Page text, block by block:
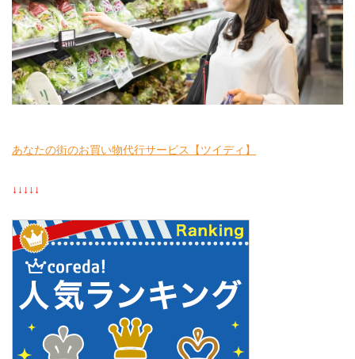
あなたの街のお買い物代行サービス【ツイディ】
↓↓↓↓↓